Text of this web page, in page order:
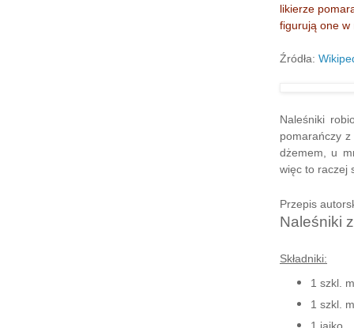
likierze
figurują one w
Źródła:
Naleśniki
pomarańczy
dżemem, u
więc to raczej
Przepis
Naleśniki
Składniki:
1 szkl.
1 szkl.
1 jajko